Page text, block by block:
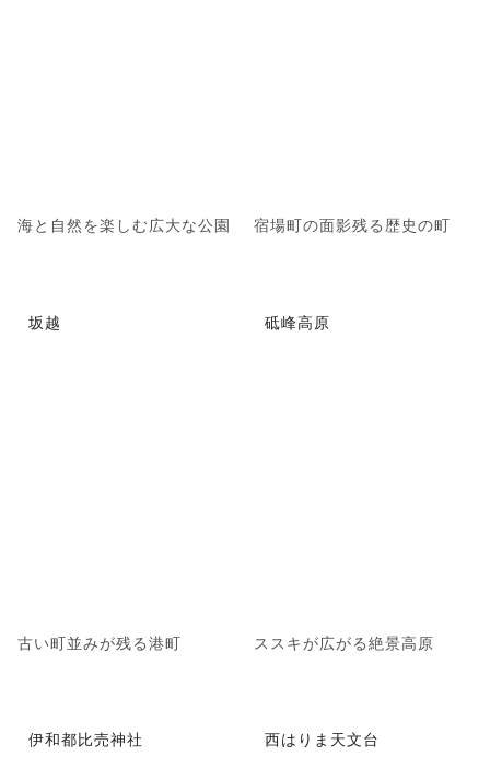
海と自然を楽しむ広大な公園 宿場町の面影残る歴史の町
坂越
古い町並みが残る港町
砥峰高原
ススキが広がる絶景高原
伊和都比売神社 西はりま天文台